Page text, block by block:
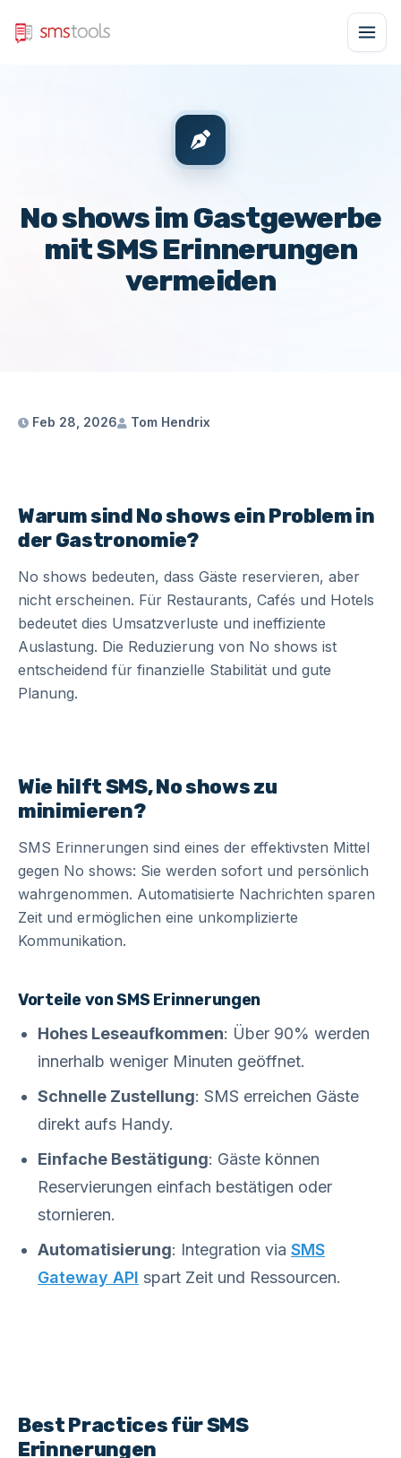
No shows im Gastgewerbe
mit SMS Erinnerungen
vermeiden
Feb 28, 2026 Tom Hendrix
Warum sind No shows ein Problem in
der Gastronomie?
No shows bedeuten, dass Gäste reservieren, aber
nicht erscheinen. Für Restaurants, Cafés und Hotels
bedeutet dies Umsatzverluste und ineffiziente
Auslastung. Die Reduzierung von No shows ist
entscheidend für finanzielle Stabilität und gute
Planung.
Wie hilft SMS, No shows zu
minimieren?
SMS Erinnerungen sind eines der effektivsten Mittel
gegen No shows: Sie werden sofort und persönlich
wahrgenommen. Automatisierte Nachrichten sparen
Zeit und ermöglichen eine unkomplizierte
Kommunikation.
Vorteile von SMS Erinnerungen
Hohes Leseaufkommen: Über 90% werden
innerhalb weniger Minuten geöffnet.
Schnelle Zustellung: SMS erreichen Gäste
direkt aufs Handy.
Einfache Bestätigung: Gäste können
Reservierungen einfach bestätigen oder
stornieren.
Automatisierung: Integration via SMS
Gateway API spart Zeit und Ressourcen.
Best Practices für SMS
Erinnerungen